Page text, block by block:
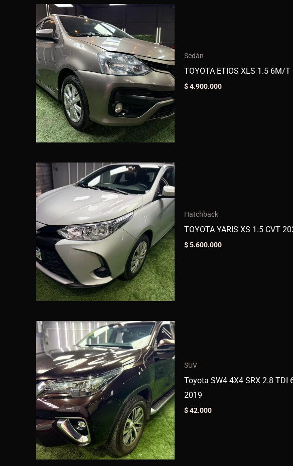
Sedán
TOYOTA ETIOS XLS 1.5 6M/T
$4.900.000
Hatchback
TOYOTA YARIS XS 1.5 CVT
$5.600.000
SUV
Toyota SW4 4X4 SRX 2.8 TDI
2019
$42.000